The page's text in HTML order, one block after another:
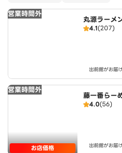
営業時間外
丸源ラーメ
4.1(207)
出前館がお届
営業時間外
お店価格
藤一番ら
4.0(56)
出前館がお届